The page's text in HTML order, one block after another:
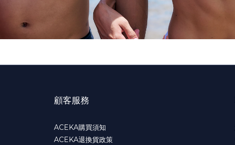
顧客服務
ACEKA購買須知
ACEKA退換貨政策